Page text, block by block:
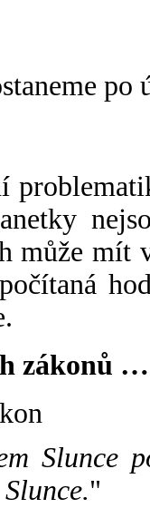
po
může mít
zákonů …
Slunce
"